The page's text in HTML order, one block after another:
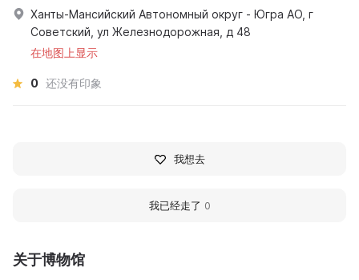
关于博物馆
Ханты-Мансийский Автономный округ - Югра АО, г
Советский, ул Железнодорожная, д 48
在地图上显示
0 还没有印象
我想去
我已经走了 0